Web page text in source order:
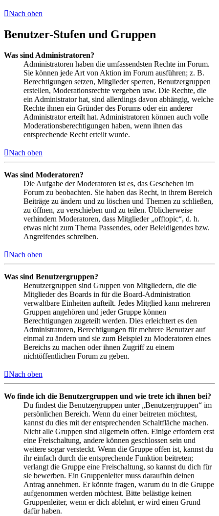
Nach oben
Benutzer-Stufen und Gruppen
Was sind Administratoren?
Administratoren haben die umfassendsten Rechte im Forum.
Sie können jede Art von Aktion im Forum ausführen; z. B.
Berechtigungen setzen, Mitglieder sperren, Benutzergruppen
erstellen, Moderationsrechte vergeben usw. Die Rechte, die
ein Administrator hat, sind allerdings davon abhängig, welche
Rechte ihnen ein Gründer des Forums oder ein anderer
Administrator erteilt hat. Administratoren können auch volle
Moderationsberechtigungen haben, wenn ihnen das
entsprechende Recht erteilt wurde.
Nach oben
Was sind Moderatoren?
Die Aufgabe der Moderatoren ist es, das Geschehen im
Forum zu beobachten. Sie haben das Recht, in ihrem Bereich
Beiträge zu ändern und zu löschen und Themen zu schließen,
zu öffnen, zu verschieben und zu teilen. Üblicherweise
verhindern Moderatoren, dass Mitglieder „offtopic“, d. h.
etwas nicht zum Thema Passendes, oder Beleidigendes bzw.
Angreifendes schreiben.
Nach oben
Was sind Benutzergruppen?
Benutzergruppen sind Gruppen von Mitgliedern, die die
Mitglieder des Boards in für die Board-Administration
verwaltbare Einheiten aufteilt. Jedes Mitglied kann mehreren
Gruppen angehören und jeder Gruppe können
Berechtigungen zugeteilt werden. Dies erleichtert es den
Administratoren, Berechtigungen für mehrere Benutzer auf
einmal zu ändern und sie zum Beispiel zu Moderatoren eines
Bereichs zu machen oder ihnen Zugriff zu einem
nichtöffentlichen Forum zu geben.
Nach oben
Wo finde ich die Benutzergruppen und wie trete ich ihnen bei?
Du findest die Benutzergruppen unter „Benutzergruppen“ im
persönlichen Bereich. Wenn du einer beitreten möchtest,
kannst du dies mit der entsprechenden Schaltfläche machen.
Nicht alle Gruppen sind allgemein offen. Einige erfordern erst
eine Freischaltung, andere können geschlossen sein und
weitere sogar versteckt. Wenn die Gruppe offen ist, kannst du
ihr einfach durch die entsprechende Funktion beitreten;
verlangt die Gruppe eine Freischaltung, so kannst du dich für
sie bewerben. Ein Gruppenleiter muss daraufhin deinen
Antrag annehmen. Er könnte fragen, warum du in die Gruppe
aufgenommen werden möchtest. Bitte belästige keinen
Gruppenleiter, wenn er dich ablehnt, er wird einen Grund
dafür haben.